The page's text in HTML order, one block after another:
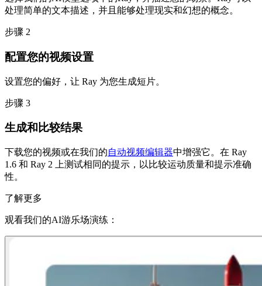
处理简单的文本描述，并且能够处理现实和幻想的概念。
步骤 2
配置您的视频设置
设置您的偏好，让 Ray 为您生成短片。
步骤 3
生成和比较结果
下载您的视频或在我们的自动视频编辑器中增强它。在 Ray
1.6 和 Ray 2 上测试相同的提示，以比较运动质量和提示准确
性。
了解更多
观看我们的AI游乐场演练：